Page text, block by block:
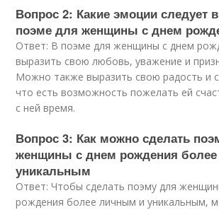
Вопрос 2: Какие эмоции следует
поэме для женщины с днем
Ответ: В поэме для женщины с днем
выразить свою любовь, уважение и
Можно также выразить свою радость и
что есть возможность пожелать ей
с ней время.
Вопрос 3: Как можно сделать
женщины с днем рождения
уникальным
Ответ: Чтобы сделать поэму для
рождения более личным и уникальным,